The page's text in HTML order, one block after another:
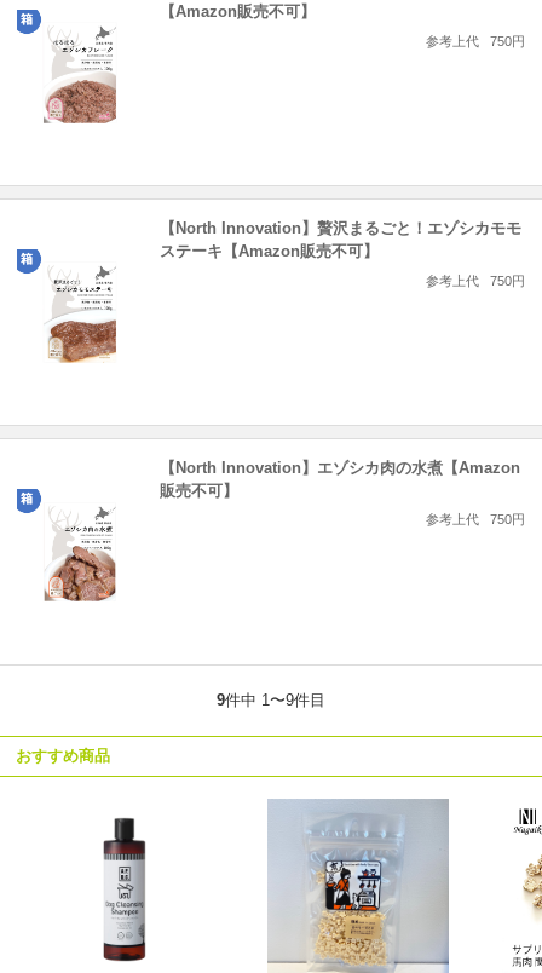
【Amazon販売不可】
参考上代 750円
【North Innovation】贅沢まるごと！エゾシカモモ
ステーキ【Amazon販売不可】
参考上代 750円
【North Innovation】エゾシカ肉の水煮【Amazon
販売不可】
参考上代 750円
9件中 1〜9件目
おすすめ商品